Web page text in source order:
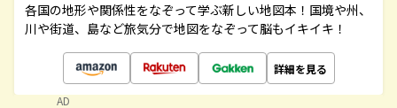
各国の地形や関係性をなぞって学ぶ新しい地図本！国境や州、
川や街道、島など旅気分で地図をなぞって脳もイキイキ！
詳細を見る
AD